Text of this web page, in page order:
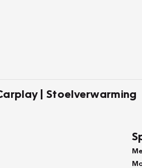
| Stoelverwarming